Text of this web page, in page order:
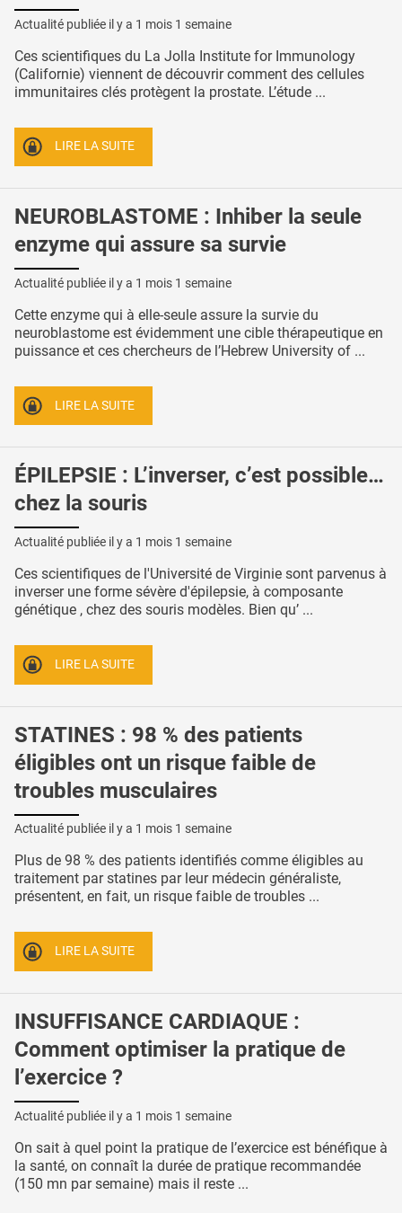
Actualité publiée il y a 1 mois 1 semaine
Ces scientifiques du La Jolla Institute for Immunology
(Californie) viennent de découvrir comment des cellules
immunitaires clés protègent la prostate. L’étude ...
LIRE LA SUITE
NEUROBLASTOME : Inhiber la seule
enzyme qui assure sa survie
Actualité publiée il y a 1 mois 1 semaine
Cette enzyme qui à elle-seule assure la survie du
neuroblastome est évidemment une cible thérapeutique en
puissance et ces chercheurs de l’Hebrew University of ...
LIRE LA SUITE
ÉPILEPSIE : L’inverser, c’est possible…
chez la souris
Actualité publiée il y a 1 mois 1 semaine
Ces scientifiques de l'Université de Virginie sont parvenus à
inverser une forme sévère d'épilepsie, à composante
génétique , chez des souris modèles. Bien qu’ ...
LIRE LA SUITE
STATINES : 98 % des patients
éligibles ont un risque faible de
troubles musculaires
Actualité publiée il y a 1 mois 1 semaine
Plus de 98 % des patients identifiés comme éligibles au
traitement par statines par leur médecin généraliste,
présentent, en fait, un risque faible de troubles ...
LIRE LA SUITE
INSUFFISANCE CARDIAQUE :
Comment optimiser la pratique de
l’exercice ?
Actualité publiée il y a 1 mois 1 semaine
On sait à quel point la pratique de l’exercice est bénéfique à
la santé, on connaît la durée de pratique recommandée
(150 mn par semaine) mais il reste ...